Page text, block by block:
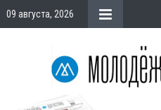
09 августа, 2026